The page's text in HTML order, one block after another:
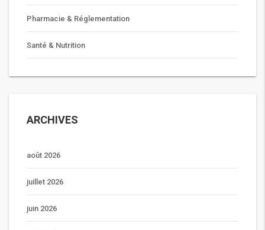
Pharmacie & Réglementation
Santé & Nutrition
ARCHIVES
août 2026
juillet 2026
juin 2026